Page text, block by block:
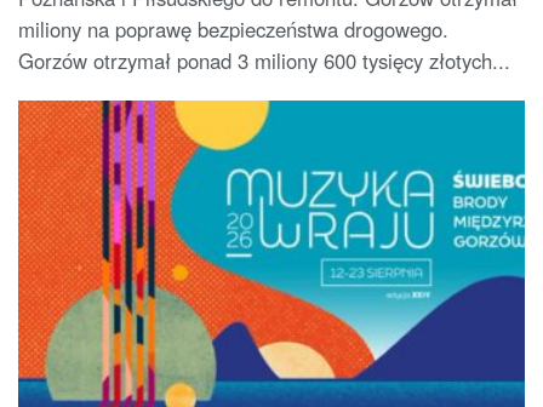
miliony na poprawę bezpieczeństwa drogowego.
Gorzów otrzymał ponad 3 miliony 600 tysięcy złotych...